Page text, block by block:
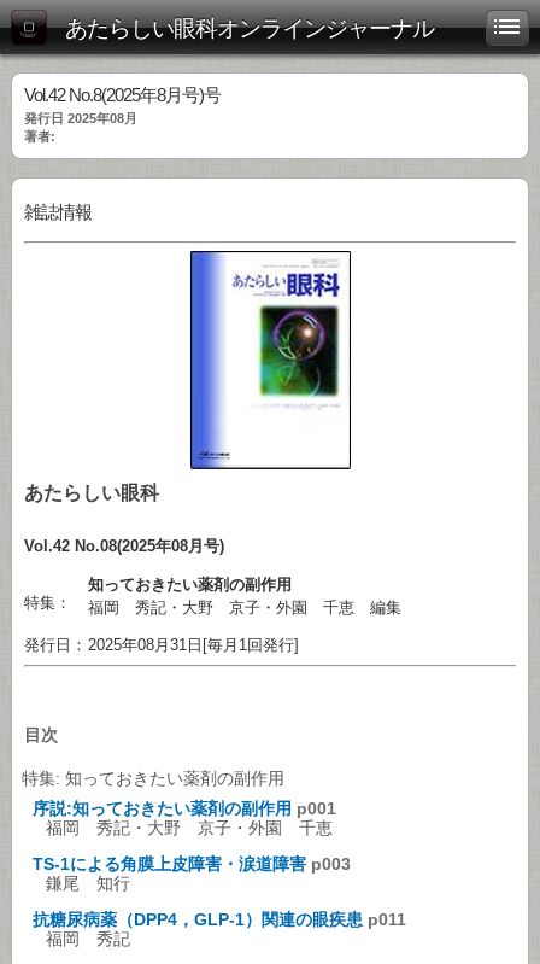
あたらしい眼科オンラインジャーナル
Vol.42 No.8(2025年8月号)号
発行日 2025年08月
著者:
雑誌情報
あたらしい眼科
Vol.42 No.08(2025年08月号)
特集：
知っておきたい薬剤の副作用
福岡 秀記・大野 京子・外園 千恵 編集
発行日： 2025年08月31日[毎月1回発行]
目次
特集: 知っておきたい薬剤の副作用
序説:知っておきたい薬剤の副作用 p001
福岡 秀記・大野 京子・外園 千恵
TS-1による角膜上皮障害・涙道障害 p003
鎌尾 知行
抗糖尿病薬（DPP4，GLP-1）関連の眼疾患 p011
福岡 秀記